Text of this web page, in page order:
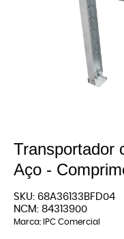
Transportador
Aço -
SKU: 68A36133BFD04
NCM: 84313900
Marca: IPC Comercial